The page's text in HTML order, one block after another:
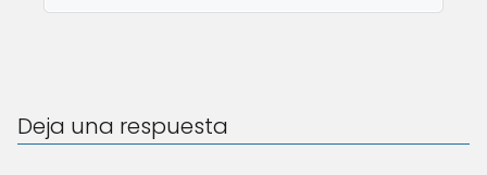
Deja una respuesta